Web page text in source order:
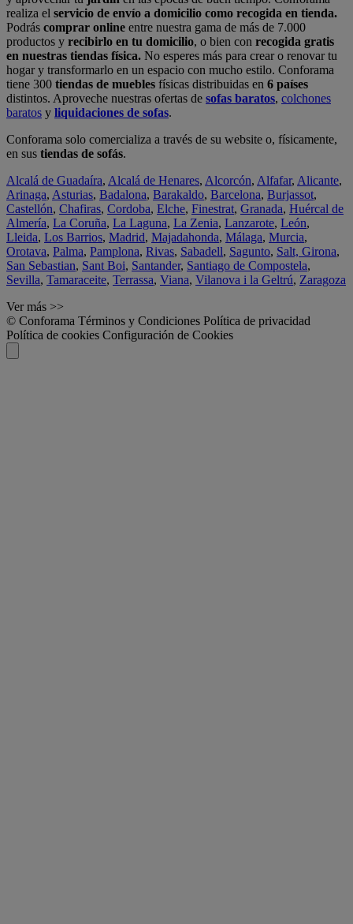
realiza el servicio de envío a domicilio como recogida en tienda.
Podrás comprar online entre nuestra gama de más de 7.000
productos y recibirlo en tu domicilio, o bien con recogida gratis
en nuestras tiendas física. No esperes más para crear o renovar tu
hogar y transformarlo en un espacio con mucho estilo. Conforama
tiene 300 tiendas de muebles físicas distribuidas en 6 países
distintos. Aproveche nuestras ofertas de sofas baratos, colchones
baratos y liquidaciones de sofas.
Conforama solo comercializa a través de su website o, físicamente,
en sus tiendas de sofás.
Alcalá de Guadaíra, Alcalá de Henares, Alcorcón, Alfafar, Alicante,
Arinaga, Asturias, Badalona, Barakaldo, Barcelona, Burjassot,
Castellón, Chafiras, Cordoba, Elche, Finestrat, Granada, Huércal de
Almería, La Coruña, La Laguna, La Zenia, Lanzarote, León,
Lleida, Los Barrios, Madrid, Majadahonda, Málaga, Murcia,
Orotava, Palma, Pamplona, Rivas, Sabadell, Sagunto, Salt, Girona,
San Sebastian, Sant Boi, Santander, Santiago de Compostela,
Sevilla, Tamaraceite, Terrassa, Viana, Vilanova i la Geltrú, Zaragoza
Ver más >>
© Conforama Términos y Condiciones Política de privacidad
Política de cookies Configuración de Cookies